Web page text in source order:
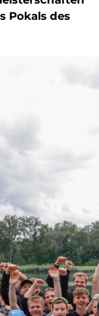
Pokals des